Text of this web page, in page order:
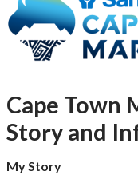
Cape Town
Story and
My Story